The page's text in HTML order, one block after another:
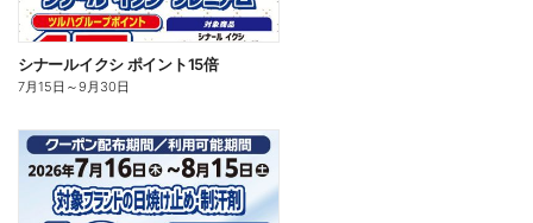
シナールイクシ ポイント15倍
7月15日 ～9月30日